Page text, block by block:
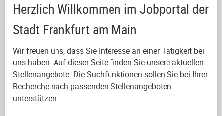
Herzlich Willkommen im Jobportal der
Stadt Frankfurt am Main
Wir freuen uns, dass Sie Interesse an einer Tätigkeit bei
uns haben. Auf dieser Seite finden Sie unsere aktuellen
Stellenangebote. Die Suchfunktionen sollen Sie bei Ihrer
Recherche nach passenden Stellenangeboten
unterstützen.